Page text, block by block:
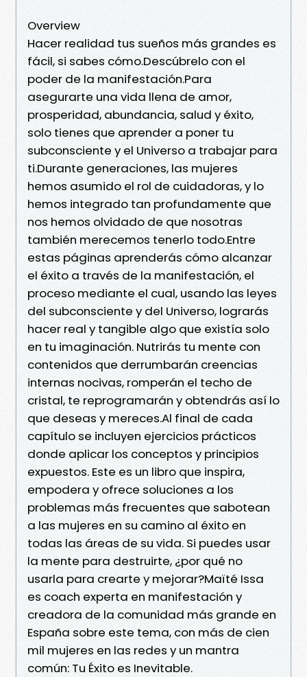
Overview
Hacer realidad tus sueños más grandes es
fácil, si sabes cómo.Descúbrelo con el
poder de la manifestación.Para
asegurarte una vida llena de amor,
prosperidad, abundancia, salud y éxito,
solo tienes que aprender a poner tu
subconsciente y el Universo a trabajar para
ti.Durante generaciones, las mujeres
hemos asumido el rol de cuidadoras, y lo
hemos integrado tan profundamente que
nos hemos olvidado de que nosotras
también merecemos tenerlo todo.Entre
estas páginas aprenderás cómo alcanzar
el éxito a través de la manifestación, el
proceso mediante el cual, usando las leyes
del subconsciente y del Universo, lograrás
hacer real y tangible algo que existía solo
en tu imaginación. Nutrirás tu mente con
contenidos que derrumbarán creencias
internas nocivas, romperán el techo de
cristal, te reprogramarán y obtendrás así lo
que deseas y mereces.Al final de cada
capítulo se incluyen ejercicios prácticos
donde aplicar los conceptos y principios
expuestos. Este es un libro que inspira,
empodera y ofrece soluciones a los
problemas más frecuentes que sabotean
a las mujeres en su camino al éxito en
todas las áreas de su vida. Si puedes usar
la mente para destruirte, ¿por qué no
usarla para crearte y mejorar?Maïté Issa
es coach experta en manifestación y
creadora de la comunidad más grande en
España sobre este tema, con más de cien
mil mujeres en las redes y un mantra
común: Tu Éxito es Inevitable.